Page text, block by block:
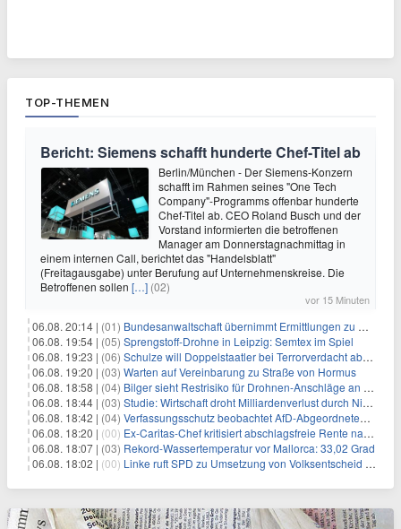
TOP-THEMEN
Bericht: Siemens schafft hunderte Chef-Titel ab
Berlin/München - Der Siemens-Konzern
schafft im Rahmen seines "One Tech
Company"-Programms offenbar hunderte
Chef-Titel ab. CEO Roland Busch und der
Vorstand informierten die betroffenen
Manager am Donnerstagnachmittag in
einem internen Call, berichtet das "Handelsblatt"
(Freitagausgabe) unter Berufung auf Unternehmenskreise. Die
Betroffenen sollen […] (02)
vor 15 Minuten
06.08. 20:14 | (01) Bundesanwaltschaft übernimmt Ermittlungen zu Drohnenvorfall
06.08. 19:54 | (05) Sprengstoff-Drohne in Leipzig: Semtex im Spiel
06.08. 19:23 | (06) Schulze will Doppelstaatler bei Terrorverdacht abschieben
06.08. 19:20 | (03) Warten auf Vereinbarung zu Straße von Hormus
06.08. 18:58 | (04) Bilger sieht Restrisiko für Drohnen-Anschläge an Flughäfen
06.08. 18:44 | (03) Studie: Wirtschaft droht Milliardenverlust durch Niedrigwasser
06.08. 18:42 | (04) Verfassungsschutz beobachtet AfD-Abgeordneten Nolte
06.08. 18:20 | (00) Ex-Caritas-Chef kritisiert abschlagsfreie Rente nach 45 Jahren
06.08. 18:07 | (03) Rekord-Wassertemperatur vor Mallorca: 33,02 Grad
06.08. 18:02 | (00) Linke ruft SPD zu Umsetzung von Volksentscheid auf